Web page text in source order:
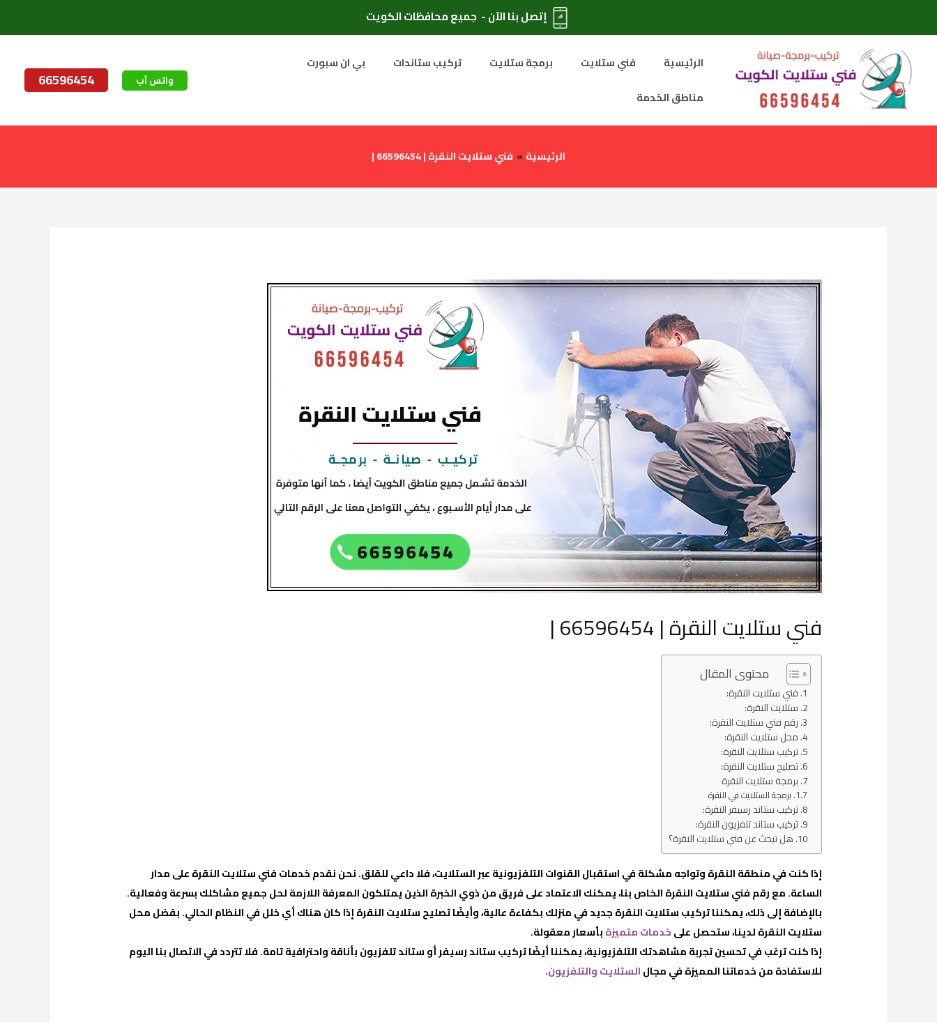
المحتوى
إتصل بنا الآن - جميع محافظات الكويت
الرئيسية فني ستلايت برمجة ستلايت تركيب ستاندات
بي ان سبورت
مناطق الخدمة
واتس آب 66596454
الرئيسية فني ستلايت النقرة | 66596454 |
فني ستلايت النقرة | 66596454 |
محتوى المقال
فني ستلايت النقرة:
ستلايت النقرة:
رقم فني ستلايت النقرة:
محل ستلايت النقرة:
تركيب ستلايت النقرة:
تصليح ستلايت النقرة:
برمجة ستلايت النقرة
برمجة الستلايت في النقرة
تركيب ستاند رسيفر النقرة:
تركيب ستاند تلفزيون النقرة:
هل تبحث عن فني ستلايت النقرة؟
إذا كنت في منطقة النقرة وتواجه مشكلة في استقبال القنوات التلفزيونية عبر الستلايت، فلا داعي للقلق. نحن نقدم خدمات فني ستلايت النقرة على مدار
الساعة. مع رقم فني ستلايت النقرة الخاص بنا، يمكنك الاعتماد على فريق من ذوي الخبرة الذين يمتلكون المعرفة اللازمة لحل جميع مشاكلك بسرعة وفعالية.
بالإضافة إلى ذلك، يمكننا تركيب ستلايت النقرة جديد في منزلك بكفاءة عالية، وأيضًا تصليح ستلايت النقرة إذا كان هناك أي خلل في النظام الحالي. بفضل محل
ستلايت النقرة لدينا، ستحصل علىخدمات متميزةبأسعار معقولة.
إذا كنت ترغب في تحسين تجربة مشاهدتك التلفزيونية، يمكننا أيضًا تركيب ستاند رسيفر أو ستاند تلفزيون بأناقة واحترافية تامة. فلا تتردد في الاتصال بنا اليوم
للاستفادة من خدماتنا المميزة في مجالالستلايت والتلفزيون.